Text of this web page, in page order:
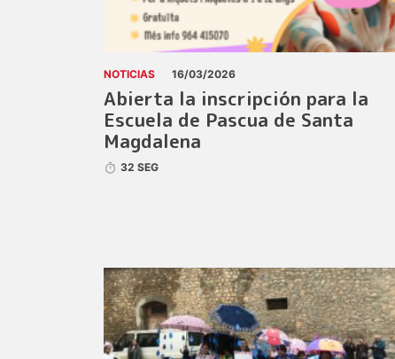
NOTICIAS 16/03/2026
Abierta la inscripción para la
Escuela de Pascua de Santa
Magdalena
32 SEG